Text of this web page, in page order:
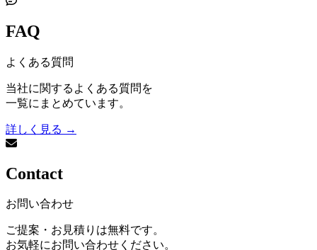
FAQ
よくある質問
当社に関するよくある質問を
一覧にまとめています。
詳しく見る →
Contact
お問い合わせ
ご提案・お見積りは無料です。
お気軽にお問い合わせください。